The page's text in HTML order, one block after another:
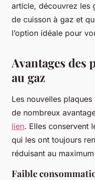
article, découvrez les
de cuisson à gaz et
l’option idéale pour
Avantages des
au gaz
Les nouvelles
de nombreux
lien. Elles conservent
qui les ont toujours
réduisant au
Faible